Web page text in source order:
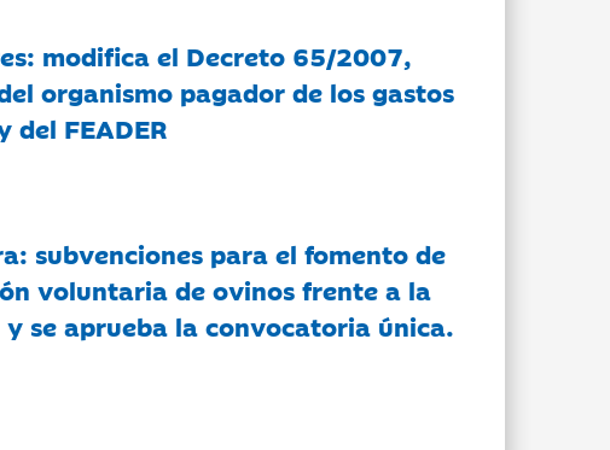
modifica el Decreto 65/2007,
organismo pagador de los gastos
del FEADER
subvenciones para el fomento de
voluntaria de ovinos frente a la
se aprueba la convocatoria única.